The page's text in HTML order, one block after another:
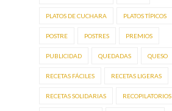
PLATOS DE CUCHARA PLATOS TÍPICOS
POSTRE POSTRES PREMIOS
PUBLICIDAD QUEDADAS QUESO
RECETAS FÁCILES RECETAS LIGERAS
RECETAS SOLIDARIAS RECOPILATORIOS